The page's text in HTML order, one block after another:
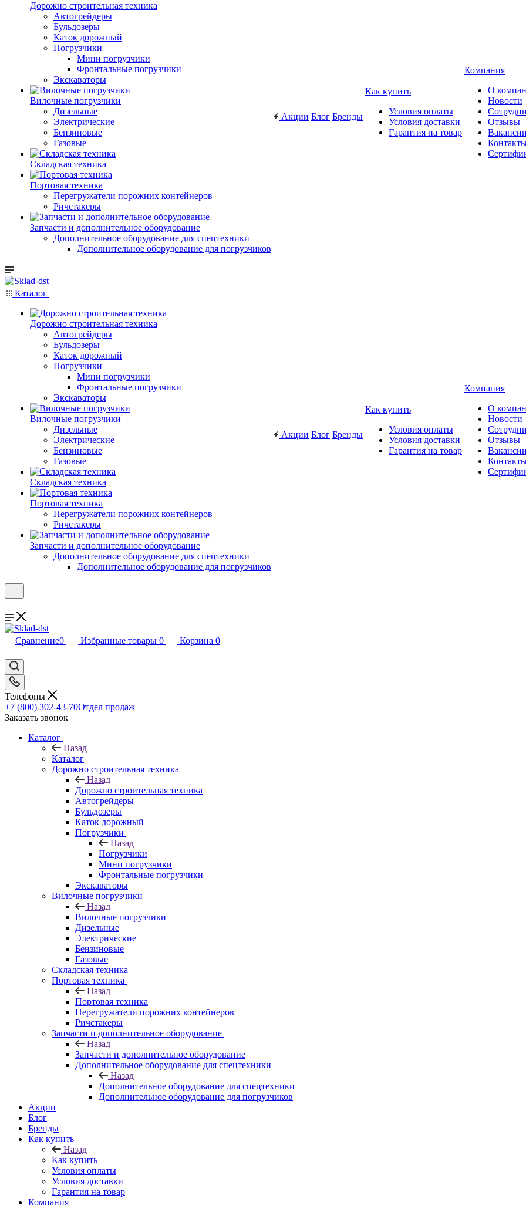
Дорожно строительная техника
Автогрейдеры
Бульдозеры
Каток дорожный
Погрузчики
Мини погрузчики
Фронтальные погрузчики
Экскаваторы
Вилочные погрузчики
Дизельные
Электрические
Бензиновые
Газовые
Складская техника
Портовая техника
Перегружатели порожних контейнеров
Ричстакеры
Запчасти и дополнительное оборудование
Дополнительное оборудование для спецтехники
Дополнительное оборудование для погрузчиков
Акции Блог Бренды
Как купить
Условия оплаты
Условия доставки
Гарантия на товар
Компания
О
Новости
Отзывы
Каталог
Дорожно строительная техника
Автогрейдеры
Бульдозеры
Каток дорожный
Погрузчики
Мини погрузчики
Фронтальные погрузчики
Экскаваторы
Вилочные погрузчики
Дизельные
Электрические
Бензиновые
Газовые
Складская техника
Портовая техника
Перегружатели порожних контейнеров
Ричстакеры
Запчасти и дополнительное оборудование
Дополнительное оборудование для спецтехники
Дополнительное оборудование для погрузчиков
Акции Блог Бренды
Как купить
Условия оплаты
Условия доставки
Гарантия на товар
Компания
О
Новости
Отзывы
Сравнение0 Избранные товары 0 Корзина 0
Телефоны
+7 (800) 302-43-70Отдел продаж
Заказать звонок
Каталог
Назад
Каталог
Дорожно строительная техника
Назад
Дорожно строительная техника
Автогрейдеры
Бульдозеры
Каток дорожный
Погрузчики
Назад
Погрузчики
Мини погрузчики
Фронтальные погрузчики
Экскаваторы
Вилочные погрузчики
Назад
Вилочные погрузчики
Дизельные
Электрические
Бензиновые
Газовые
Складская техника
Портовая техника
Назад
Портовая техника
Перегружатели порожних контейнеров
Ричстакеры
Запчасти и дополнительное оборудование
Назад
Запчасти и дополнительное оборудование
Дополнительное оборудование для спецтехники
Назад
Дополнительное оборудование для спецтехники
Дополнительное оборудование для погрузчиков
Акции
Блог
Бренды
Как купить
Назад
Как купить
Условия оплаты
Условия доставки
Гарантия на товар
Компания